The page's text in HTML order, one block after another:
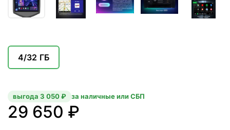
4/32 ГБ
29 650 ₽
выгода 3 050 ₽ за наличные или СБП